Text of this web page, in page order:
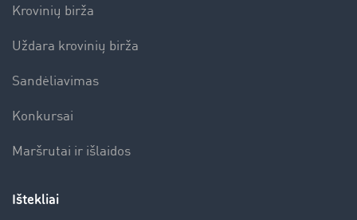
Krovinių birža
Uždara krovinių birža
Sandėliavimas
Konkursai
Maršrutai ir išlaidos
Ištekliai